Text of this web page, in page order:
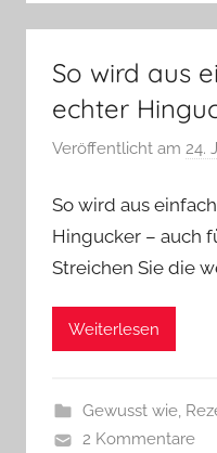
So wird aus
echter
Veröffentlicht am 24.
So wird aus
Hingucker – auch
Streichen Sie die
Weiterlesen
Gewusst wie,
2 Kommentare